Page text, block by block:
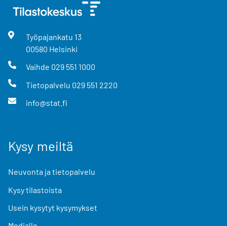
Työpajankatu 13
00580 Helsinki
Vaihde 029 551 1000
Tietopalvelu 029 551 2220
info@stat.fi
Kysy meiltä
Neuvonta ja tietopalvelu
Kysy tilastoista
Usein kysytyt kysymykset